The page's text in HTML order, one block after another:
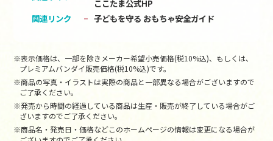
ここたま公式HP
関連リンク
子どもを守る おもちゃ安全ガイド
※表示価格は、一部を除きメーカー希望小売価格(税10%込)、もしくは、
プレミアムバンダイ販売価格(税10%込)です。
※商品の写真・イラストは実際の商品と一部異なる場合がございますので
ご了承ください。
※発売から時間の経過している商品は生産・販売が終了している場合がご
ざいますのでご了承ください。
※商品名・発売日・価格などこのホームページの情報は変更になる場合が